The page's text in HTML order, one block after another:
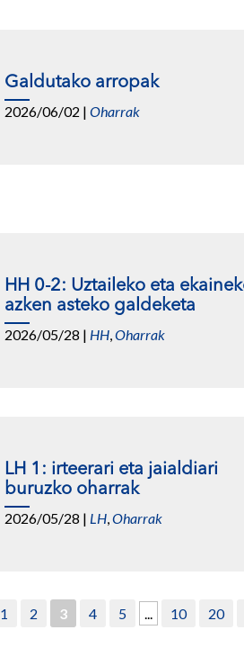
Galdutako arropak
2026/06/02 | Oharrak
HH 0-2: Uztaileko eta
azken asteko galdeketa
2026/05/28 | HH,Oharrak
LH 1: irteerari eta jaialdiari
buruzko oharrak
2026/05/28 | LH,Oharrak
1 2 3 4 5 ... 10 20